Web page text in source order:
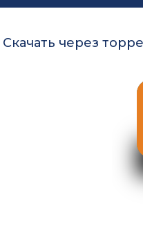
Скачать через